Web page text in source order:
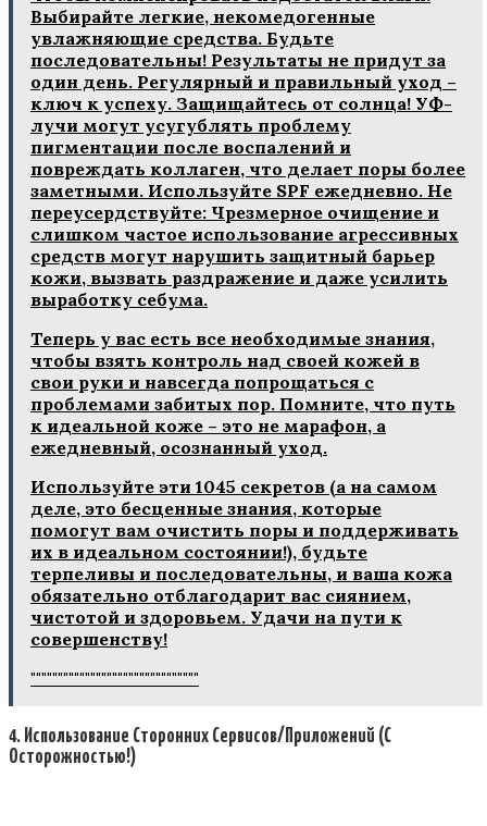
Выбирайте легкие, некомедогенные
увлажняющие средства. Будьте
последовательны! Результаты не придут за
один день. Регулярный и правильный уход –
ключ к успеху. Защищайтесь от солнца! УФ-
лучи могут усугублять проблему
пигментации после воспалений и
повреждать коллаген, что делает поры более
заметными. Используйте SPF ежедневно. Не
переусердствуйте: Чрезмерное очищение и
слишком частое использование агрессивных
средств могут нарушить защитный барьер
кожи, вызвать раздражение и даже усилить
выработку себума.
Теперь у вас есть все необходимые знания,
чтобы взять контроль над своей кожей в
свои руки и навсегда попрощаться с
проблемами забитых пор. Помните, что путь
к идеальной коже – это не марафон, а
ежедневный, осознанный уход.
Используйте эти 1045 секретов (а на самом
деле, это бесценные знания, которые
помогут вам очистить поры и поддерживать
их в идеальном состоянии!), будьте
терпеливы и последовательны, и ваша кожа
обязательно отблагодарит вас сиянием,
чистотой и здоровьем. Удачи на пути к
совершенству!
"""""""""""""""""""""""""""""""
4. Использование Сторонних Сервисов/Приложений (С
Осторожностью!)